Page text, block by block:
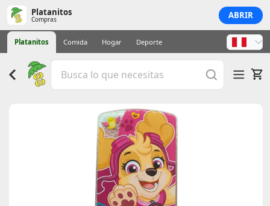
Platanitos
Compras ABRIR
Platanitos Comida Hogar Deporte